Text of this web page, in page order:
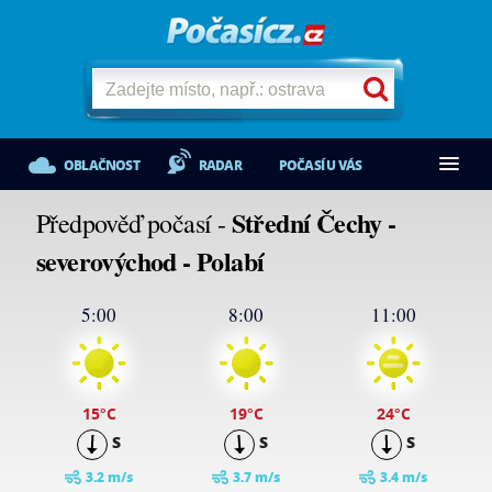
OBLAČNOST RADAR POČASÍ U VÁS
Předpověď počasí -Střední Čechy -
severovýchod - Polabí
5:00
15°C
S
3.2 m/s
8:00
19°C
S
3.7 m/s
11:00
24°C
S
3.4 m/s